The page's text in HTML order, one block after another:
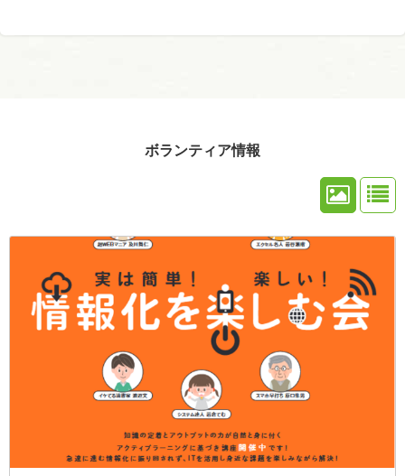
ボランティア情報